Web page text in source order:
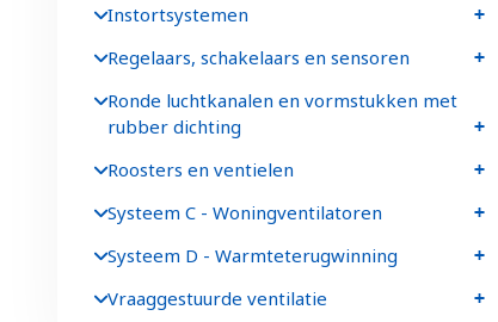
Instortsystemen
Regelaars, schakelaars en sensoren
Ronde luchtkanalen en vormstukken met
rubber dichting
Roosters en ventielen
Systeem C - Woningventilatoren
Systeem D - Warmteterugwinning
Vraaggestuurde ventilatie